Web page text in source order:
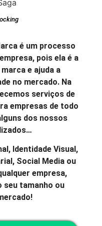
é um processo
pois ela é a
e ajuda a
no mercado. Na
serviços de
empresas de todo
dos nossos
Identidade Visual,
Social Media ou
empresa,
seu tamanho ou